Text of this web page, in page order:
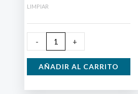
LIMPIAR
- +
AÑADIR AL CARRITO